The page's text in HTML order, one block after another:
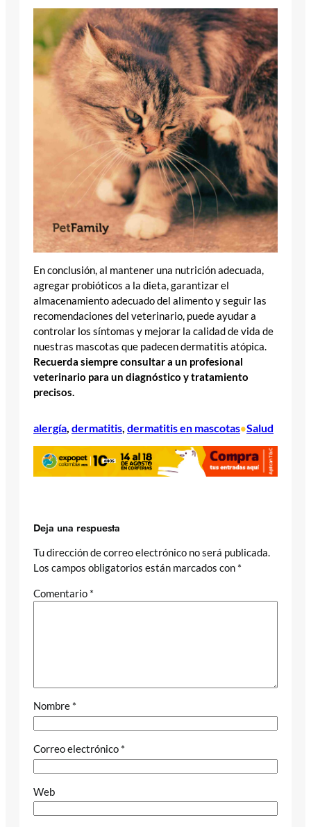
En conclusión, al mantener una nutrición adecuada,
agregar probióticos a la dieta, garantizar el
almacenamiento adecuado del alimento y seguir las
recomendaciones del veterinario, puede ayudar a
controlar los síntomas y mejorar la calidad de vida de
nuestras mascotas que padecen dermatitis atópica.
Recuerda siempre consultar a un profesional
veterinario para un diagnóstico y tratamiento
precisos.
alergía, dermatitis, dermatitis en mascotas•Salud
Deja una respuesta
Tu dirección de correo electrónico no será publicada.
Los campos obligatorios están marcados con *
Comentario *
Nombre *
Correo electrónico *
Web